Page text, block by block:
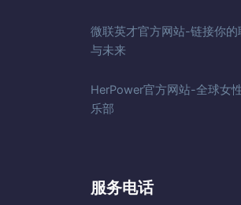
微联英才官方网站-链接你的
与未来
HerPower官方网站-全球女
乐部
服务电话